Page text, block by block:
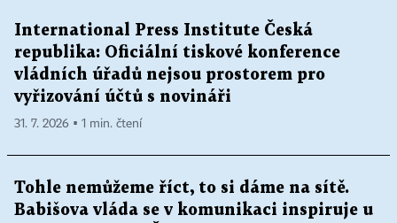
International Press Institute Česká
republika: Oficiální tiskové konference
vládních úřadů nejsou prostorem pro
vyřizování účtů s novináři
31. 7. 2026 ▪ 1 min. čtení
Tohle nemůžeme říct, to si dáme na sítě.
Babišova vláda se v komunikaci inspiruje u